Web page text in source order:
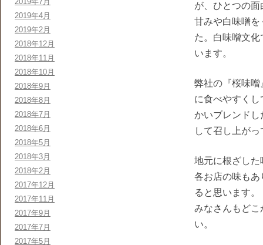
が、ひとつの
甘みや白味噌
た。白味噌文
います。
弊社の『桜味
に食べやすく
かいブレンド
して召し上が
地元に根ざし
各お店の味も
ると思います。
みなさんもど
い。
2019年4月
2019年2月
2018年12月
2018年11月
2018年10月
2018年9月
2018年8月
2018年7月
2018年6月
2018年5月
2018年3月
2018年2月
2017年12月
2017年11月
2017年9月
2017年7月
2017年5月